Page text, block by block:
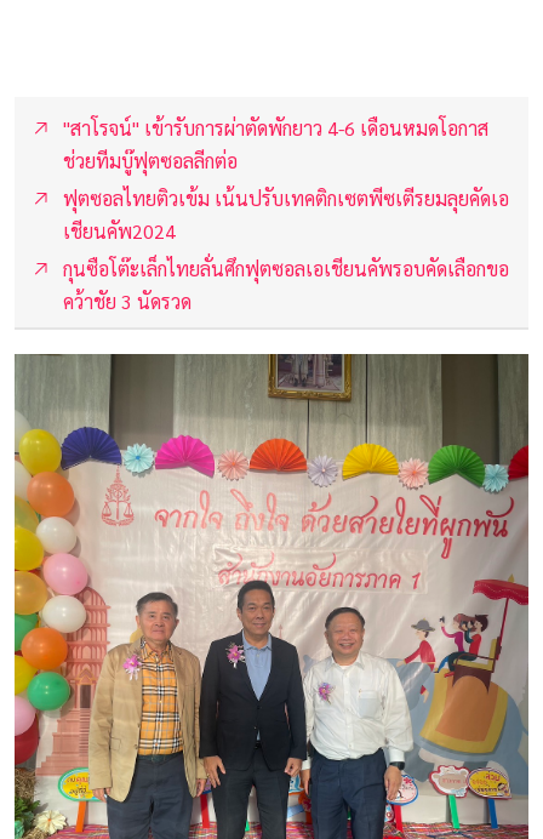
"สาโรจน์" เข้ารับการผ่าตัดพักยาว 4-6 เดือนหมดโอกาส
ช่วยทีมบู๊ฟุตซอลลีกต่อ
ฟุตซอลไทยติวเข้ม เน้นปรับเทคติกเซตพีซเตีรยมลุยคัดเอ
เชียนคัพ2024
กุนซือโต๊ะเล็กไทยลั่นศึกฟุตซอลเอเชียนคัพรอบคัดเลือกขอ
คว้าชัย 3 นัดรวด